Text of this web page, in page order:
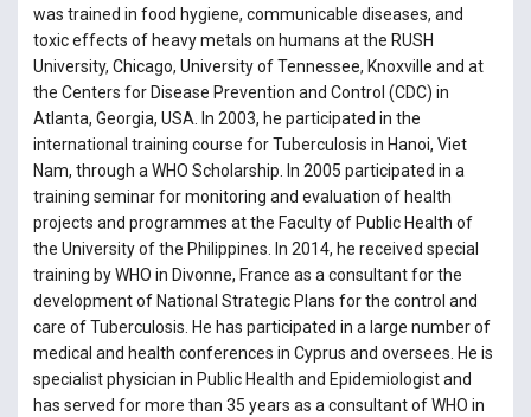
was trained in food hygiene, communicable diseases, and
toxic effects of heavy metals on humans at the RUSH
University, Chicago, University of Tennessee, Knoxville and at
the Centers for Disease Prevention and Control (CDC) in
Atlanta, Georgia, USA. In 2003, he participated in the
international training course for Tuberculosis in Hanoi, Viet
Nam, through a WHO Scholarship. In 2005 participated in a
training seminar for monitoring and evaluation of health
projects and programmes at the Faculty of Public Health of
the University of the Philippines. In 2014, he received special
training by WHO in Divonne, France as a consultant for the
development of National Strategic Plans for the control and
care of Tuberculosis. He has participated in a large number of
medical and health conferences in Cyprus and oversees. He is
specialist physician in Public Health and Epidemiologist and
has served for more than 35 years as a consultant of WHO in